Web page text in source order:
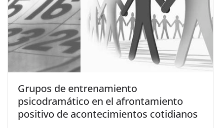
Grupos de entrenamiento
psicodramático en el afrontamiento
positivo de acontecimientos cotidianos